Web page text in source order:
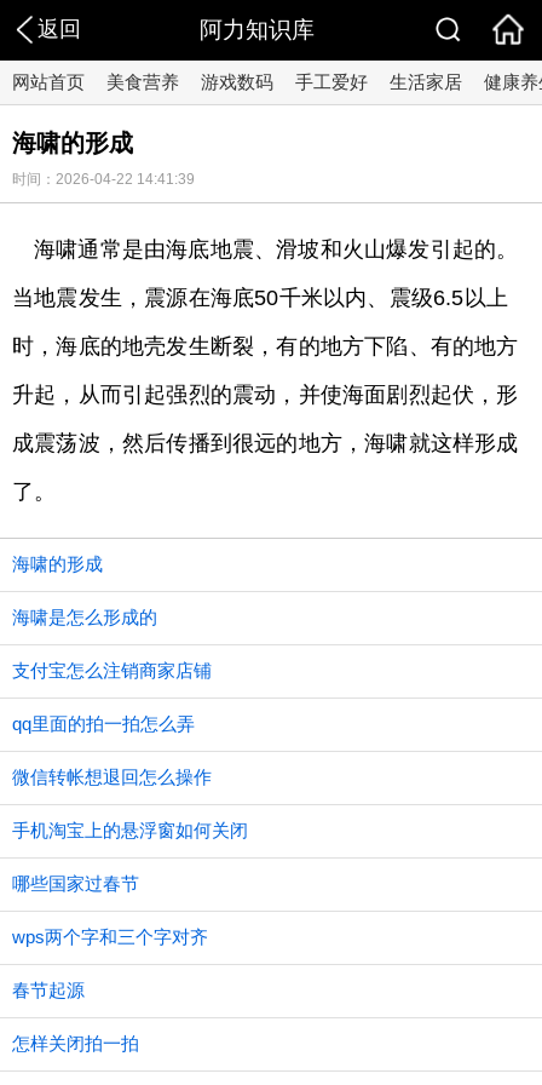
返回 阿力知识库
网站首页 美食营养 游戏数码 手工爱好 生活家居 健康养
海啸的形成
时间：2026-04-22 14:41:39
海啸通常是由海底地震、滑坡和火山爆发引起的。
当地震发生，震源在海底50千米以内、震级6.5以上
时，海底的地壳发生断裂，有的地方下陷、有的地方
升起，从而引起强烈的震动，并使海面剧烈起伏，形
成震荡波，然后传播到很远的地方，海啸就这样形成
了。
海啸的形成
海啸是怎么形成的
支付宝怎么注销商家店铺
qq里面的拍一拍怎么弄
微信转帐想退回怎么操作
手机淘宝上的悬浮窗如何关闭
哪些国家过春节
wps两个字和三个字对齐
春节起源
怎样关闭拍一拍